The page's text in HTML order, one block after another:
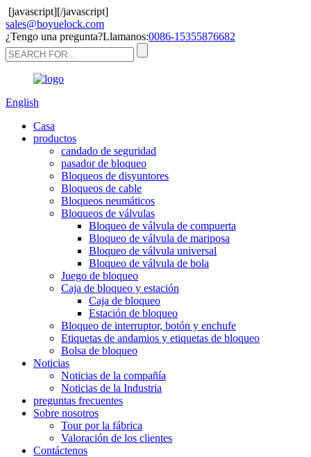
[javascript][/javascript]
sales@boyuelock.com
¿Tengo una pregunta?Llamanos:0086-15355876682
English
Casa
productos
candado de seguridad
pasador de bloqueo
Bloqueos de disyuntores
Bloqueos de cable
Bloqueos neumáticos
Bloqueos de válvulas
Bloqueo de válvula de compuerta
Bloqueo de válvula de mariposa
Bloqueo de válvula universal
Bloqueo de válvula de bola
Juego de bloqueo
Caja de bloqueo y estación
Caja de bloqueo
Estación de bloqueo
Bloqueo de interruptor, botón y enchufe
Etiquetas de andamios y etiquetas de bloqueo
Bolsa de bloqueo
Noticias
Noticias de la compañía
Noticias de la Industria
preguntas frecuentes
Sobre nosotros
Tour por la fábrica
Valoración de los clientes
Contáctenos